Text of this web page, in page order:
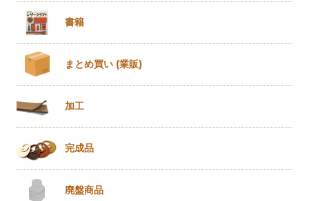
書籍
まとめ買い (業販)
加工
完成品
廃盤商品